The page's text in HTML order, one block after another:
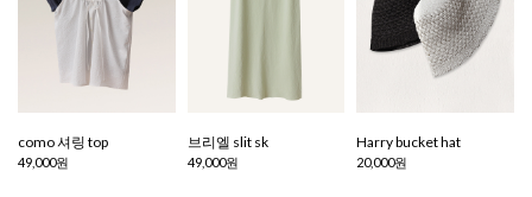
como 셔링 top
49,000원
브리엘 slit sk
49,000원
Harry bucket hat
20,000원